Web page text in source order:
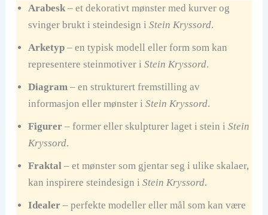
Arabesk– et dekorativt mønster med kurver og
svinger brukt i steindesign i Stein Kryssord.
Arketyp– en typisk modell eller form som kan
representere steinmotiver i Stein Kryssord.
Diagram – en strukturert fremstilling av
informasjon eller mønster i Stein Kryssord.
Figurer– former eller skulpturer laget i stein i Stein
Kryssord.
Fraktal – et mønster som gjentar seg i ulike skalaer,
kan inspirere steindesign i Stein Kryssord.
Idealer– perfekte modeller eller mål som kan være